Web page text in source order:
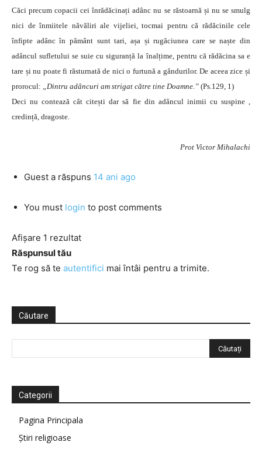
Căci precum copacii cei înrădăcinați adânc nu se răstoarnă și nu se smulg
nici de înmiitele năvăliri ale vijeliei, tocmai pentru că rădăcinile cele
înfipte adânc în pământ sunt tari, așa și rugăciunea care se naște din
adâncul sufletului se suie cu siguranță la înalțime, pentru că rădăcina sa e
tare și nu poate fi răsturnată de nici o furtună a gândurilor. De aceea zice și
prorocul: „Dintru adâncuri am strigat către tine Doamne.” (Ps.129, 1)
Deci nu contează cât citești dar să fie din adâncul inimii cu suspine ,
credință, dragoste.
Prot Victor Mihalachi
Guest a răspuns 14 ani ago
You must login to post comments
Afișare 1 rezultat
Răspunsul tău
Te rog să te autentifici mai întâi pentru a trimite.
Căutare
Categorii
Pagina Principala
Știri religioase